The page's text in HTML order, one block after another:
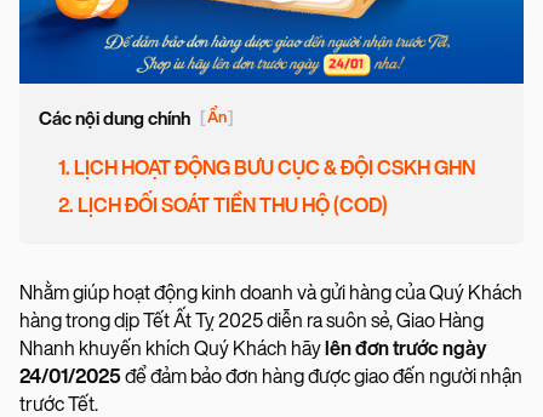
Các nội dung chính [Ẩn]
1. LỊCH HOẠT ĐỘNG BƯU CỤC & ĐỘI CSKH GHN
2. LỊCH ĐỐI SOÁT TIỀN THU HỘ (COD)
Nhằm giúp hoạt động kinh doanh và gửi hàng của Quý Khách
hàng trong dịp Tết Ất Tỵ 2025 diễn ra suôn sẻ, Giao Hàng
Nhanh khuyến khích Quý Khách hãylên đơn trước ngày
24/01/2025 để đảm bảo đơn hàng được giao đến người nhận
trước Tết.